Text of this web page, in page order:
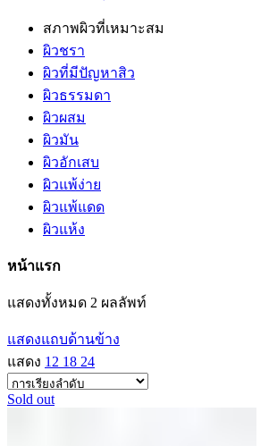
สภาพผิวที่เหมาะสม
ผิวชรา
ผิวที่มีปัญหาสิว
ผิวธรรมดา
ผิวผสม
ผิวมัน
ผิวอักเสบ
ผิวแพ้ง่าย
ผิวแพ้แดด
ผิวแห้ง
หน้าแรก
แสดงทั้งหมด 2 ผลลัพท์
แสดงแถบด้านข้าง
แสดง 12 18 24
Sold out